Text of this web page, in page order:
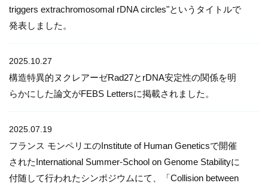
triggers extrachromosomal rDNA circles"というタイトルで
発表しました。
2025.10.27
構造特異的ヌクレアーゼRad27とrDNA安定性の関係を明
らかにした論文がFEBS Lettersに掲載されました。
2025.07.19
フランス モンペリエのInstitute of Human Geneticsで開催
されたInternational Summer-School on Genome Stabilityに
付随して行われたシンポジウムにて、「Collision between